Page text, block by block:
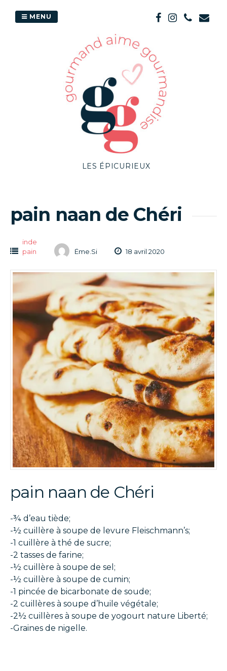
LES ÉPICURIEUX
MENU
pain naan de Chéri
inde
pain
Ëme.Si 18 avril 2020
pain naan de Chéri
-¾ d’eau tiède;
-½ cuillère à soupe de levure Fleischmann’s;
-1 cuillère à thé de sucre;
-2 tasses de farine;
-½ cuillère à soupe de sel;
-½ cuillère à soupe de cumin;
-1 pincée de bicarbonate de soude;
-2 cuillères à soupe d’huile végétale;
-2½ cuillères à soupe de yogourt nature Liberté;
-Graines de nigelle.